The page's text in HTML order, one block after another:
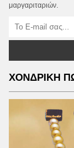
μαργαριταριών.
ΧΟΝΔΡΙΚΗ